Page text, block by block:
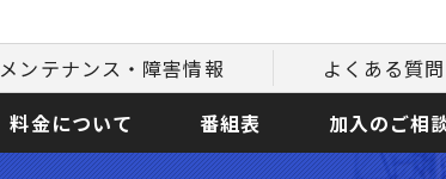
メンテナンス・障害情報 よくある質問
料金について 番組表 加入のご相